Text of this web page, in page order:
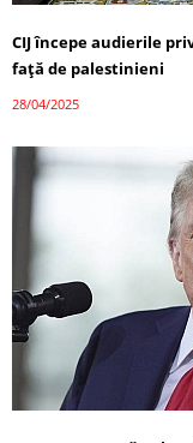
CIJ începe audierile
față de palestinieni
28/04/2025